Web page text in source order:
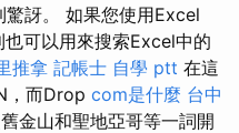
訝。 如果您使用Excel
可以用來搜索Excel中的
推拿 記帳士 自學 ptt 在這
，而Drop com是什麼 台中
金山和聖地亞哥等一詞開